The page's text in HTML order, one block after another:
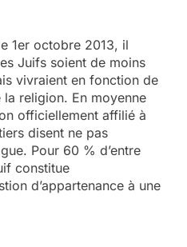
1er octobre 2013, il
Juifs soient de moins
vivraient en fonction de
religion. En moyenne
officiellement affilié à
disent ne pas
Pour 60 % d’entre
constitue
d’appartenance à une